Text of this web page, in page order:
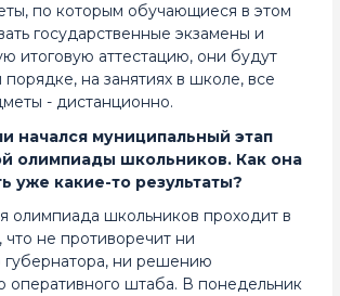
по которым обучающиеся в этом
государственные экзамены и
итоговую аттестацию, они будут
порядке, на занятиях в школе, все
- дистанционно.
начался муниципальный этап
олимпиады школьников. Как она
уже какие-то результаты?
олимпиада школьников проходит в
не противоречит ни
губернатора, ни решению
оперативного штаба. В понедельник